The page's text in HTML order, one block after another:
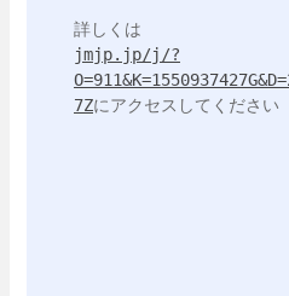
jmjp.jp/j/?
7Zにアクセスしてください